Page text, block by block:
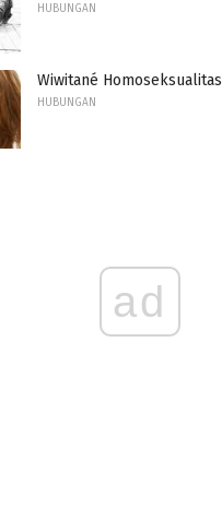
HUBUNGAN
Wiwitané Homoseksualitas
HUBUNGAN
ad